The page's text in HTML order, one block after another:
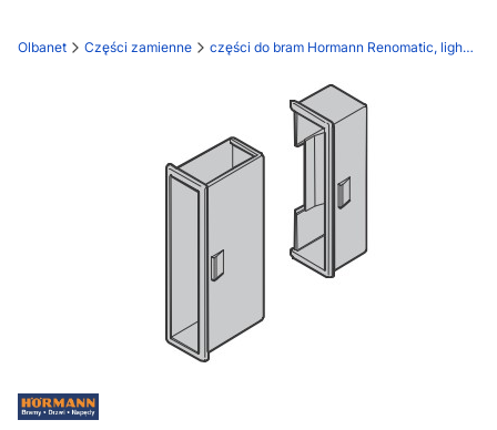
Olbanet Części zamienne części do bram Hormann Renomatic, light EcoStar